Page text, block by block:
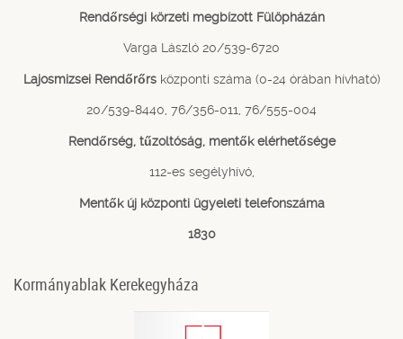
Rendőrségi körzeti megbízott Fülöpházán
Varga László 20/539-6720
Lajosmizsei Rendőrőrsközponti száma (0-24 órában hívható)
20/539-8440, 76/356-011, 76/555-004
Rendőrség, tűzoltóság, mentők elérhetősége
112-es segélyhívó,
Mentők új központi ügyeleti telefonszáma
1830
Kormányablak Kerekegyháza